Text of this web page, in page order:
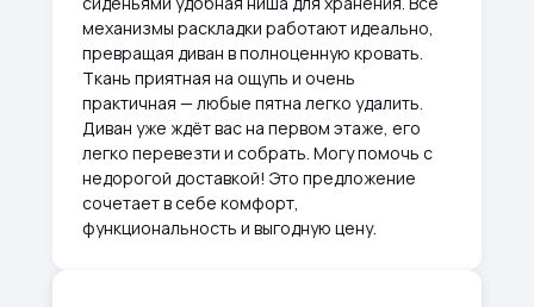
механизмы раскладки работают идеально,
превращая диван в полноценную кровать.
Ткань приятная на ощупь и очень
практичная — любые пятна легко удалить.
Диван уже ждёт вас на первом этаже, его
легко перевезти и собрать. Могу помочь с
недорогой доставкой! Это предложение
сочетает в себе комфорт,
функциональность и выгодную цену.